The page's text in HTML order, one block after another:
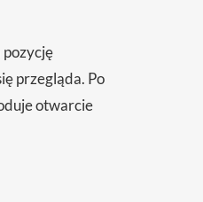
pozycję
przegląda. Po
otwarcie